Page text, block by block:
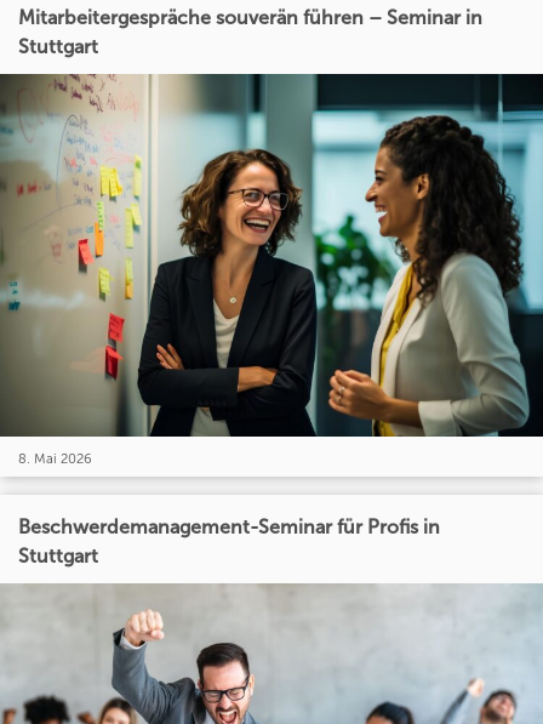
Mitarbeitergespräche souverän führen – Seminar in
Stuttgart
8. Mai 2026
Beschwerdemanagement-Seminar für Profis in
Stuttgart